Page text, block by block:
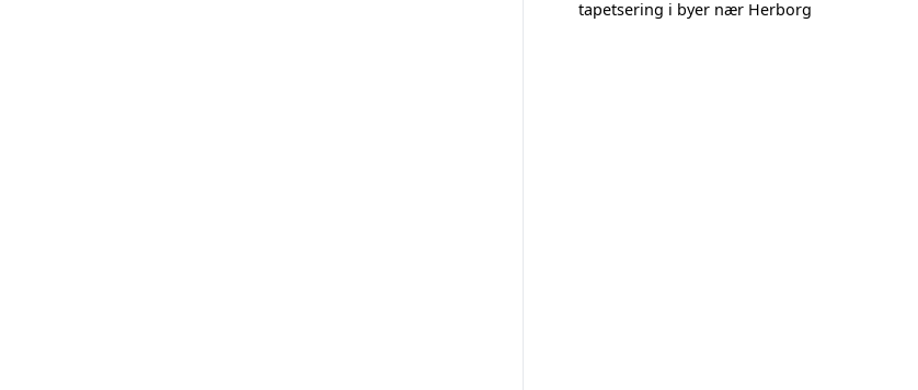
tapetsering i byer nær Herborg